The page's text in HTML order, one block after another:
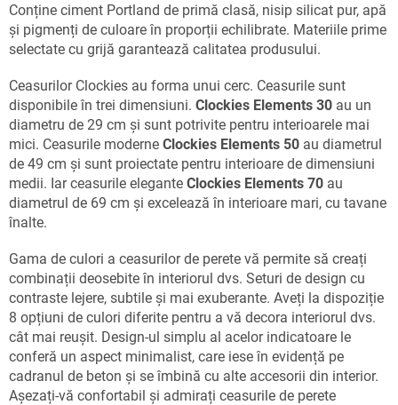
Conține ciment Portland de primă clasă, nisip silicat pur, apă
și pigmenți de culoare în proporții echilibrate. Materiile prime
selectate cu grijă garantează calitatea produsului.
Ceasurilor Clockies au forma unui cerc. Ceasurile sunt
disponibile în trei dimensiuni. Clockies Elements 30 au un
diametru de 29 cm și sunt potrivite pentru interioarele mai
mici. Ceasurile moderne Clockies Elements 50 au diametrul
de 49 cm și sunt proiectate pentru interioare de dimensiuni
medii. Iar ceasurile elegante Clockies Elements 70 au
diametrul de 69 cm și excelează în interioare mari, cu tavane
înalte.
Gama de culori a ceasurilor de perete vă permite să creați
combinații deosebite în interiorul dvs. Seturi de design cu
contraste lejere, subtile și mai exuberante. Aveți la dispoziție
8 opțiuni de culori diferite pentru a vă decora interiorul dvs.
cât mai reușit. Design-ul simplu al acelor indicatoare le
conferă un aspect minimalist, care iese în evidență pe
cadranul de beton și se îmbină cu alte accesorii din interior.
Așezați-vă confortabil și admirați ceasurile de perete